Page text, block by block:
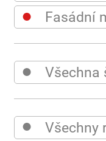
● Fasádní
● Všechna
● Všechny